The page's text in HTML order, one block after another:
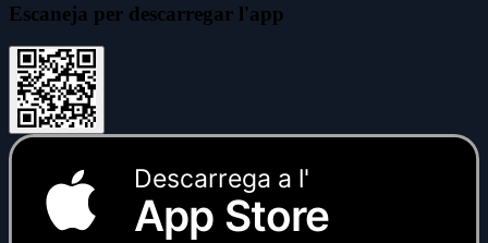
Escaneja per descarregar l'app
Descarrega a l'
App Store